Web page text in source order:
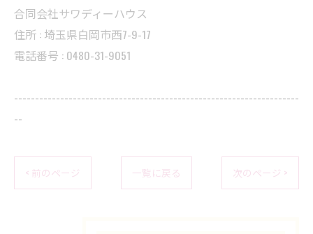
合同会社サワディーハウス
住所 : 埼玉県白岡市西7-9-17
電話番号 : 0480-31-9051
--------------------------------------------------------------------
--
< 前のページ 一覧に戻る 次のページ >